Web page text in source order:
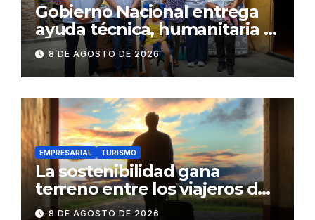
Gobierno Nacional entrega
ayuda técnica, humanitaria y
Bono Joaquín Gallegos Lara a
familia en situación de
vulnerabilidad
8 DE AGOSTO DE 2026
EMPRESARIAL TURISMO
La sostenibilidad gana
terreno entre los viajeros de
negocios
8 DE AGOSTO DE 2026